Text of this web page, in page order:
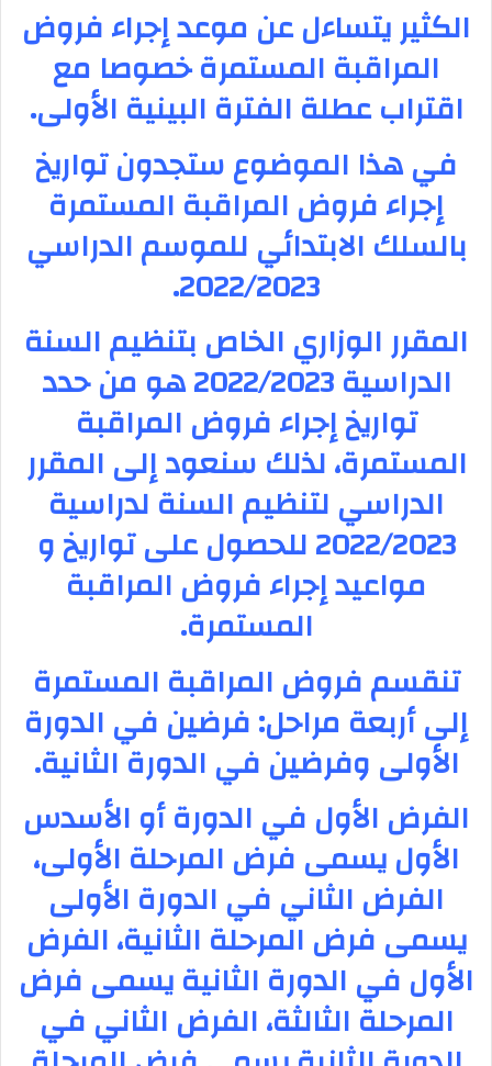
الكثير يتساءل عن موعد إجراء فروض
المراقبة المستمرة خصوصا مع
اقتراب عطلة الفترة البينية الأولى.
في هذا الموضوع ستجدون تواريخ
إجراء فروض المراقبة المستمرة
بالسلك الابتدائي للموسم الدراسي
2022/2023.
المقرر الوزاري الخاص بتنظيم السنة
الدراسية 2022/2023 هو من حدد
تواريخ إجراء فروض المراقبة
المستمرة، لذلك سنعود إلى المقرر
الدراسي لتنظيم السنة لدراسية
2022/2023 للحصول على تواريخ و
مواعيد إجراء فروض المراقبة
المستمرة.
تنقسم فروض المراقبة المستمرة
إلى أربعة مراحل: فرضين في الدورة
الأولى وفرضين في الدورة الثانية.
الفرض الأول في الدورة أو الأسدس
الأول يسمى فرض المرحلة الأولى،
الفرض الثاني في الدورة الأولى
يسمى فرض المرحلة الثانية، الفرض
الأول في الدورة الثانية يسمى فرض
المرحلة الثالثة، الفرض الثاني في